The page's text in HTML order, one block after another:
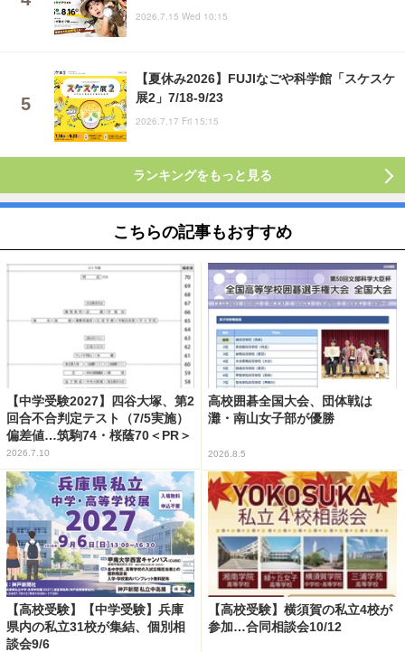
2026.7.15 Wed 10:15
【夏休み2026】FUJIなごや科学館「スケスケ
展2」7/18-9/23
2026.7.17 Fri 15:15
ランキングをもっと見る
こちらの記事もおすすめ
【中学受験2027】四谷大塚、第2
回合不合判定テスト（7/5実施）
偏差値…筑駒74・桜蔭70＜PR＞
2026.7.10
高校囲碁全国大会、団体戦は
灘・南山女子部が優勝
2026.8.5
【高校受験】【中学受験】兵庫
県内の私立31校が集結、個別相
談会9/6
【高校受験】横須賀の私立4校が
参加…合同相談会10/12